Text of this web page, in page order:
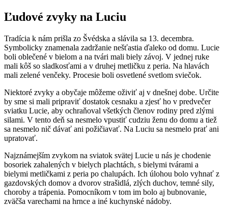
Ľudové zvyky na Luciu
Tradícia k nám prišla zo Švédska a slávila sa 13. decembra.
Symbolicky znamenala zadržanie nešťastia ďaleko od domu. Lucie
boli oblečené v bielom a na tvári mali biely závoj. V jednej ruke
mali kôš so sladkosťami a v druhej metličku z peria. Na hlavách
mali zelené venčeky. Procesie boli osvetlené svetlom sviečok.
Niektoré zvyky a obyčaje môžeme oživiť aj v dnešnej dobe. Určite
by sme si mali pripraviť dostatok cesnaku a zjesť ho v predvečer
sviatku Lucie, aby ochraňoval všetkých členov rodiny pred zlými
silami. V tento deň sa nesmelo vpustiť cudziu ženu do domu a tiež
sa nesmelo nič dávať ani požičiavať. Na Luciu sa nesmelo prať ani
upratovať.
Najznámejším zvykom na sviatok svätej Lucie u nás je chodenie
bosoriek zahalených v bielych plachtách, s bielymi tvárami a
bielymi metličkami z peria po chalupách. Ich úlohou bolo vyhnať z
gazdovských domov a dvorov strašidlá, zlých duchov, temné sily,
choroby a trápenia. Pomocníkom v tom im bolo aj bubnovanie,
zväčša varechami na hrnce a iné kuchynské nádoby.